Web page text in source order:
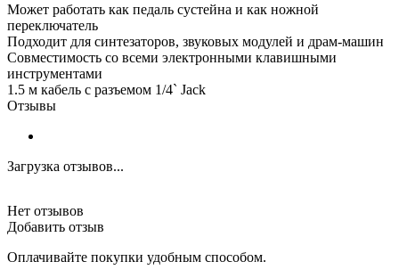
Может работать как педаль сустейна и как ножной
переключатель
Подходит для синтезаторов, звуковых модулей и драм-машин
Совместимость со всеми электронными клавишными
инструментами
1.5 м кабель с разъемом 1/4` Jack
Отзывы
Загрузка отзывов...
Нет отзывов
Добавить отзыв
Оплачивайте покупки удобным способом.